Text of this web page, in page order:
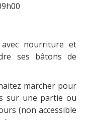
nourriture et
ses bâtons de
marcher pour
sur une partie ou
(non accessible